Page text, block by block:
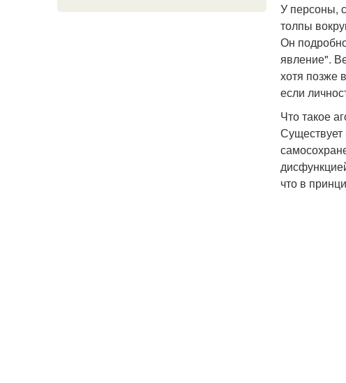
У персоны,
толпы
Он
явление".
хотя позже
если
Что такое
Существует
что в